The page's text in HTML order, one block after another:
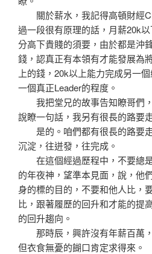
關於薪水，我記得高頓財經
過一段很有原理的話，月薪20k
分高下貴賤的須要，由於都是沖
錢，認真正有本領有才能發展為
上的錢，20k以上能力完成另一
一個真正Leader的程度。
我把堂兄的故事告知瞭哥們
說瞭一句話，我另有很長的路要
是的。咱們都有很長的路要
沉淀，往迸發，往完成。
在這個經過歷程中，不要總
的年夜神，望準本見面，說，他
身的標的目的，不要和他人比，
比，跟著履歷的回升和才能的提
的回升趨向。
那時辰，興許沒有年薪百萬，
但衣食無憂的餬口肯定求得來。